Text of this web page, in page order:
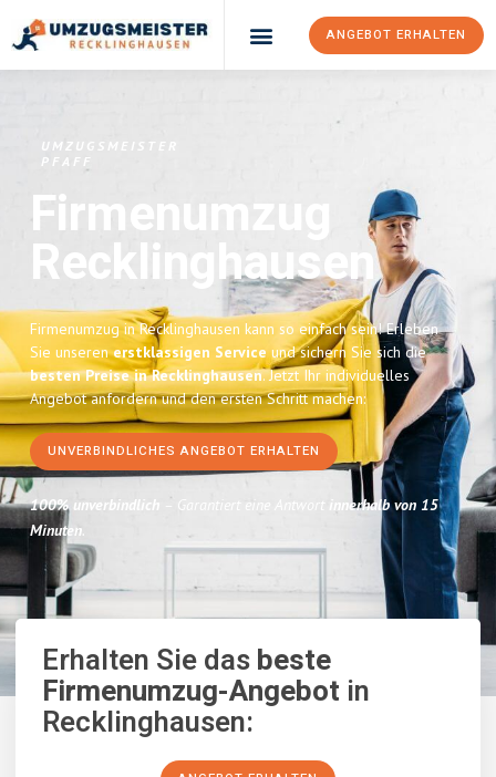
ANGEBOT ERHALTEN
UMZUGSMEISTER
PFAFF
Firmenumzug
Recklinghausen
Firmenumzug in Recklinghausen kann so einfach sein! Erleben
Sie unserenerstklassigen Serviceund sichern Sie sich die
besten Preise in Recklinghausen. Jetzt Ihr individuelles
Angebot anfordern und den ersten Schritt machen:
UNVERBINDLICHES ANGEBOT ERHALTEN
100% unverbindlich – Garantiert eine Antwort innerhalb von 15
Minuten.
Erhalten Sie dasbeste
Firmenumzug-Angebot in
Recklinghausen: